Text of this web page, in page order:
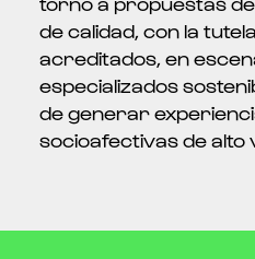
de calidad, con la
acreditados, en
especializados
de generar
socioafectivas de alto